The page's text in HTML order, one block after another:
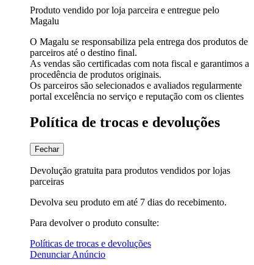
Produto vendido por loja parceira e entregue pelo
Magalu
O Magalu se responsabiliza pela entrega dos produtos de
parceiros até o destino final.
As vendas são certificadas com nota fiscal e garantimos a
procedência de produtos originais.
Os parceiros são selecionados e avaliados regularmente
portal excelência no serviço e reputação com os clientes
Política de trocas e devoluções
Fechar
Devolução gratuita para produtos vendidos por lojas
parceiras
Devolva seu produto em até 7 dias do recebimento.
Para devolver o produto consulte:
Políticas de trocas e devoluções
Denunciar Anúncio